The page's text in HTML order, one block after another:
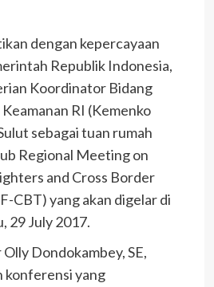
dengan kepercayaan
Republik Indonesia,
Koordinator Bidang
RI (Kemenko
sebagai tuan rumah
Regional Meeting on
and Cross Border
CBT) yang akan digelar di
29 July 2017.
Dondokambey, SE,
konferensi yang